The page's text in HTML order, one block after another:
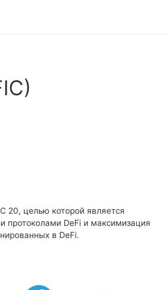
20, целью которой является
протоколами DeFi и максимизация
в DeFi.